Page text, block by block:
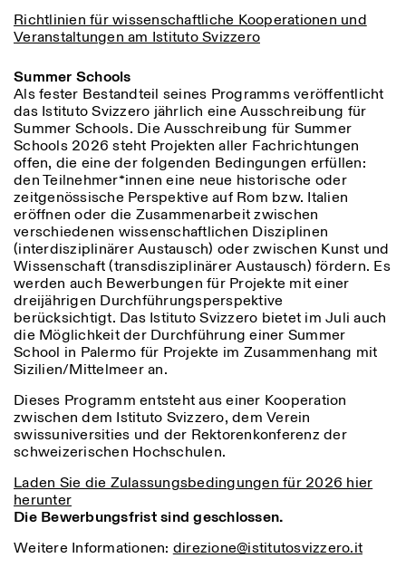
Designed by Dallas
Richtlinien für wissenschaftliche Kooperationen und
Veranstaltungen am Istituto Svizzero
Summer Schools
Als fester Bestandteil seines Programms veröffentlicht
das Istituto Svizzero jährlich eine Ausschreibung für
Summer Schools. Die Ausschreibung für Summer
Schools 2026 steht Projekten aller Fachrichtungen
offen, die eine der folgenden Bedingungen erfüllen:
den Teilnehmer*innen eine neue historische oder
zeitgenössische Perspektive auf Rom bzw. Italien
eröffnen oder die Zusammenarbeit zwischen
verschiedenen wissenschaftlichen Disziplinen
(interdisziplinärer Austausch) oder zwischen Kunst und
Wissenschaft (transdisziplinärer Austausch) fördern. Es
werden auch Bewerbungen für Projekte mit einer
dreijährigen Durchführungsperspektive
berücksichtigt. Das Istituto Svizzero bietet im Juli auch
die Möglichkeit der Durchführung einer Summer
School in Palermo für Projekte im Zusammenhang mit
Sizilien/Mittelmeer an.
Dieses Programm entsteht aus einer Kooperation
zwischen dem Istituto Svizzero, dem Verein
swissuniversities und der Rektorenkonferenz der
schweizerischen Hochschulen.
Laden Sie die Zulassungsbedingungen für 2026 hier
herunter
Die Bewerbungsfrist sind geschlossen.
Weitere Informationen: direzione@istitutosvizzero.it